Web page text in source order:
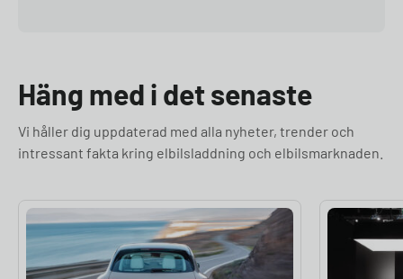
Häng med i det senaste
Vi håller dig uppdaterad med alla nyheter, trender och
intressant fakta kring elbilsladdning och elbilsmarknaden.